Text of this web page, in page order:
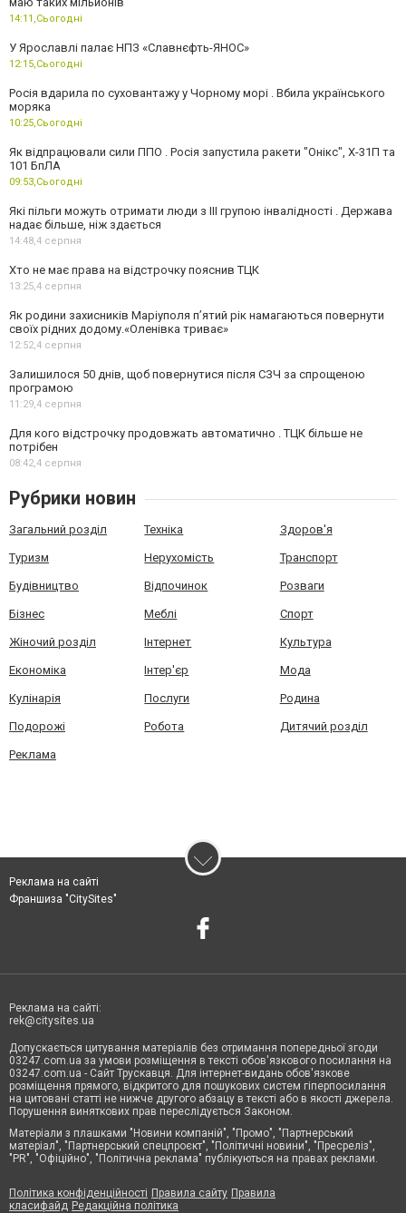
14:11,Сьогодні
У Ярославлі палає НПЗ «Славнєфть-ЯНОС»
12:15,Сьогодні
Росія вдарила по суховантажу у Чорному морі . Вбила українського
моряка
10:25,Сьогодні
Як відпрацювали сили ППО . Росія запустила ракети "Онікс", Х-31П та
101 БпЛА
09:53,Сьогодні
Які пільги можуть отримати люди з III групою інвалідності . Держава
надає більше, ніж здається
14:48,4 серпня
Хто не має права на відстрочку пояснив ТЦК
13:25,4 серпня
Як родини захисників Маріуполя пʼятий рік намагаються повернути
своїх рідних додому.«Оленівка триває»
12:52,4 серпня
Залишилося 50 днів, щоб повернутися після СЗЧ за спрощеною
програмою
11:29,4 серпня
Для кого відстрочку продовжать автоматично . ТЦК більше не
потрібен
08:42,4 серпня
Рубрики новин
Загальний розділ Техніка Здоров'я
Туризм Нерухомість Транспорт
Будівництво Відпочинок Розваги
Бізнес Меблі Спорт
Жіночий розділ Інтернет Культура
Економіка Інтер'єр Мода
Кулінарія Послуги Родина
Подорожі Робота Дитячий розділ
Реклама
Реклама на сайті
Франшиза "CitySites"
Реклама на сайті:
rek@citysites.ua
Допускається цитування матеріалів без отримання попередньої згоди
03247.com.ua за умови розміщення в тексті обов'язкового посилання на
03247.com.ua - Сайт Трускавця. Для інтернет-видань обов'язкове
розміщення прямого, відкритого для пошукових систем гіперпосилання
на цитовані статті не нижче другого абзацу в тексті або в якості джерела.
Порушення виняткових прав переслідується Законом.
Матеріали з плашками "Новини компаній", "Промо", "Партнерський
матеріал", "Партнерський спецпроєкт", "Політичні новини", "Пресреліз",
"PR", "Офіційно", "Політична реклама" публікуються на правах реклами.
Політика конфіденційності Правила сайту Правила
класифайд Редакційна політика